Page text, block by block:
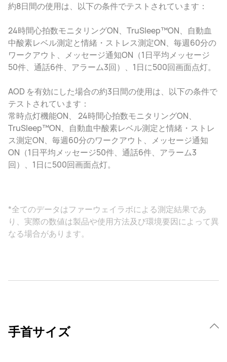
約8日間の使用は、以下の条件でテストされています：
24時間心拍数モニタリングON、TruSleep™ON、自動血
中酸素レベル測定と情緒・ストレス測定ON、毎週60分の
ワークアウト、メッセージ通知ON（1日平均メッセージ
50件、通話6件、アラーム3回）、1日に500回画面点灯。
AOD を有効にした場合の約3日間の使用は、以下の条件で
テストされています：
常時点灯機能ON、 24時間心拍数モニタリングON、
TruSleep™ON、自動血中酸素レベル測定と情緒・ストレ
ス測定ON、毎週60分のワークアウト、メッセージ通知
ON（1日平均メッセージ50件、通話6件、アラーム3
回）、1日に500回画面点灯。
*全てのデータはファーウェイラボによる測定結果であ
り、実際の数値は製品や使用方法及び環境要因によって異
なる場合があります。
手首サイズ